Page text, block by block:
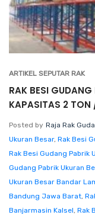
ARTIKEL SEPUTAR RAK
RAK BESI GUDANG
KAPASITAS 2 TON
Posted by Raja Rak
Ukuran Besar, Rak Besi
Rak Besi Gudang Pabrik
Gudang Pabrik Ukuran
Ukuran Besar Bandar
Bandung Jawa Barat,
Banjarmasin Kalsel, Rak